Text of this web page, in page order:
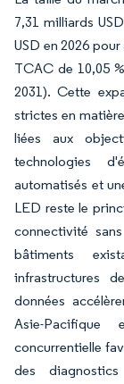
7,31 milliards
USD en 2026
TCAC de 10,05
2031). Cette
strictes en
liées aux
technologies
automatisés et
LED reste le
connectivité
bâtiments
infrastructures
données
Asie-
concurrentielle
des